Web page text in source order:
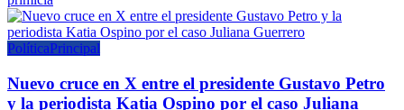
PolíticaPrincipal
Nuevo cruce en X entre el presidente Gustavo Petro
y la periodista Katia Ospino por el caso Juliana